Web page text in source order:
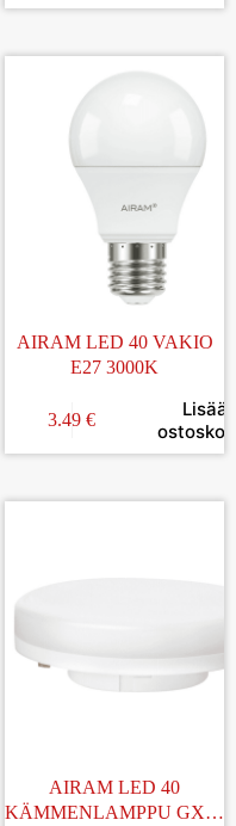
AIRAM LED 40 VAKIO
E27 3000K
3.49 €
Lisää
AIRAM LED 40
KÄMMENLAMPPU GX53